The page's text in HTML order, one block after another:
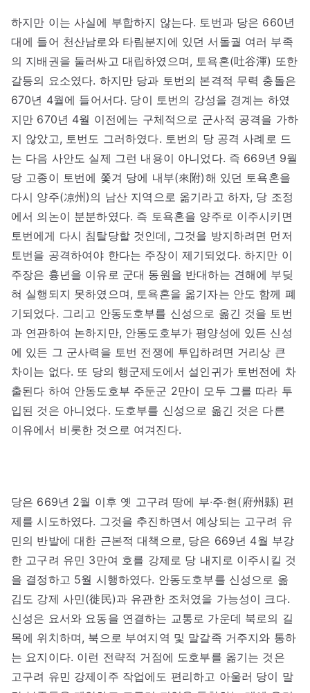
하지만 이는 사실에 부합하지 않는다. 토번과 당은 660년
대에 들어 천산남로와 타림분지에 있던 서돌궐 여러 부족
의 지배권을 둘러싸고 대립하였으며, 토욕혼(吐谷渾) 또한
갈등의 요소였다. 하지만 당과 토번의 본격적 무력 충돌은
670년 4월에 들어서다. 당이 토번의 강성을 경계는 하였
지만 670년 4월 이전에는 구체적으로 군사적 공격을 가하
지 않았고, 토번도 그러하였다. 토번의 당 공격 사례로 드
는 다음 사안도 실제 그런 내용이 아니었다. 즉 669년 9월
당 고종이 토번에 쫓겨 당에 내부(來附)해 있던 토욕혼을
다시 양주(凉州)의 남산 지역으로 옮기라고 하자, 당 조정
에서 의논이 분분하였다. 즉 토욕혼을 양주로 이주시키면
토번에게 다시 침탈당할 것인데, 그것을 방지하려면 먼저
토번을 공격하여야 한다는 주장이 제기되었다. 하지만 이
주장은 흉년을 이유로 군대 동원을 반대하는 견해에 부딪
혀 실행되지 못하였으며, 토욕혼을 옮기자는 안도 함께 폐
기되었다. 그리고 안동도호부를 신성으로 옮긴 것을 토번
과 연관하여 논하지만, 안동도호부가 평양성에 있든 신성
에 있든 그 군사력을 토번 전쟁에 투입하려면 거리상 큰
차이는 없다. 또 당의 행군제도에서 설인귀가 토번전에 차
출된다 하여 안동도호부 주둔군 2만이 모두 그를 따라 투
입된 것은 아니었다. 도호부를 신성으로 옮긴 것은 다른
이유에서 비롯한 것으로 여겨진다.
당은 669년 2월 이후 옛 고구려 땅에 부·주·현(府州縣) 편
제를 시도하였다. 그것을 추진하면서 예상되는 고구려 유
민의 반발에 대한 근본적 대책으로, 당은 669년 4월 부강
한 고구려 유민 3만여 호를 강제로 당 내지로 이주시킬 것
을 결정하고 5월 시행하였다. 안동도호부를 신성으로 옮
김도 강제 사민(徙民)과 유관한 조처였을 가능성이 크다.
신성은 요서와 요동을 연결하는 교통로 가운데 북로의 길
목에 위치하며, 북으로 부여지역 및 말갈족 거주지와 통하
는 요지이다. 이런 전략적 거점에 도호부를 옮기는 것은
고구려 유민 강제이주 작업에도 편리하고 아울러 당이 말